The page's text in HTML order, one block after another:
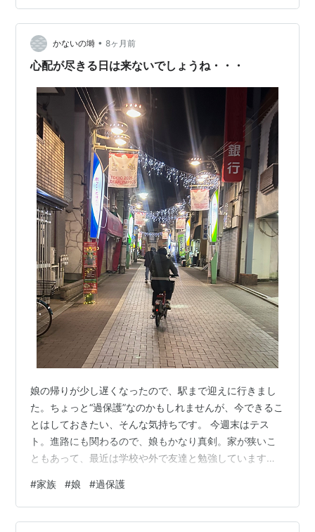
アナログな手法と、古くから続く強固な縦社会でしょ
う。 現代のスピード感には到底合わない無駄な手法が、
今もなお文化として根を張っている。そんな特殊な環境
に、学歴や偏差値という振るいのフィルターを突破した
かないの塒 • 8ヶ月前
心配が尽きる日は来ないでしょうね・・・
娘の帰りが少し遅くなったので、駅まで迎えに行きまし
た。ちょっと“過保護”なのかもしれませんが、今できるこ
とはしておきたい、そんな気持ちです。 今週末はテス
ト。進路にも関わるので、娘もかなり真剣。家が狭いこ
ともあって、最近は学校や外で友達と勉強しています。
たので、迎えに行きました。 「大丈夫だよ。もう高2だ
よ？」と娘は笑うのですが、私は「冬だし、何があるか
わからない。迎えに行くと決めてるんだ」と返しまし
#家族 #娘 #過保護